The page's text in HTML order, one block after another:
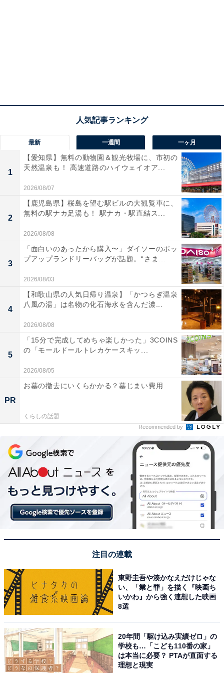
最新 一週間 一ヶ月
1
【愛知県】無料の動物園＆観光牧場に、市初の
天然温泉も！ 高速道路のハイウェイオア...
2026/08/07
2
【鹿児島県】桜島を望む駅ビルの大観覧車に、
無料の駅ナカ足湯も！ 駅ナカ・駅直結ス...
2026/08/08
3
「面白いのあったから購入〜」ダイソーのポッ
プアップランドリーバッグが話題。“さま...
2026/08/03
4
【和歌山県の人気日帰り温泉】「かつらぎ温泉
八風の湯」は名物の化石海水を含んだ濃...
2026/08/08
5
「15分で完成してめちゃ楽しかった」3COINS
の「モールドールトレカケースキッ...
2026/08/05
PR
お墓の撤去にいくらかかる？墓じまい費用
くらしの話題
Recommended by
注目の連載
東野圭吾や湊かなえだけじゃな
い、「業と罪」を描く『映画ち
いかわ』から強く連想した映画
8選
20年間「駆け込み実績ゼロ」の
学校も…「こども110番の家」
は本当に必要？ PTAが直面する
理想と現実